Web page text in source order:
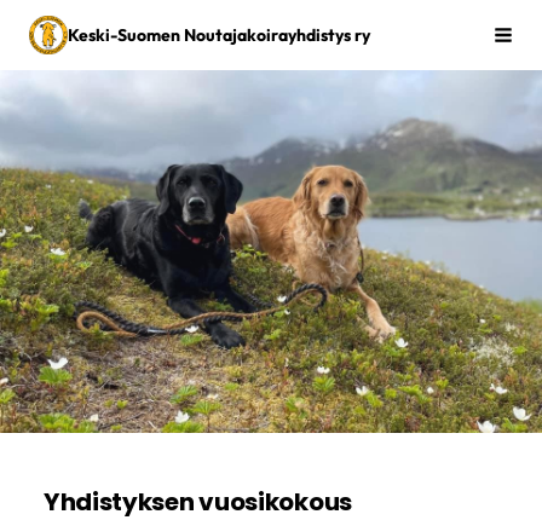
Siirry
sivun
sisältöön
Keski-Suomen Noutajakoirayhdistys ry
Yhdistyksen vuosikokous